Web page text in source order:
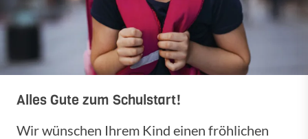
Alles Gute zum Schulstart!
Wir wünschen Ihrem Kind einen fröhlichen